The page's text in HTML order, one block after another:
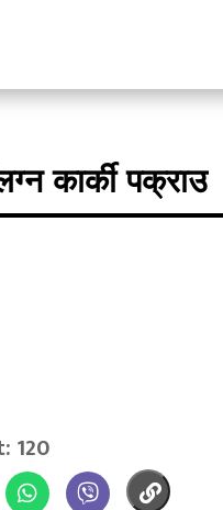
कार्की पक्राउ
120